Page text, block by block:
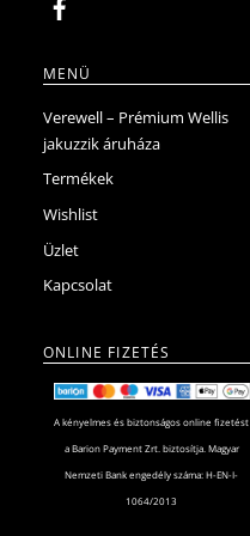
MENÜ
Verewell – Prémium Wellis
jakuzzik áruháza
Termékek
Wishlist
Üzlet
Kapcsolat
ONLINE FIZETÉS
A kényelmes és biztonságos online fizetést
a Barion Payment Zrt. biztosítja. Magyar
Nemzeti Bank engedély száma: H-EN-I-
1064/2013